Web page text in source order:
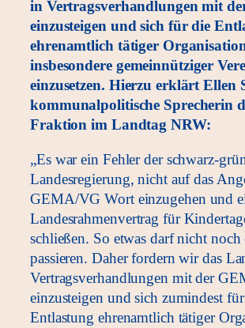
in Vertragsverhandlungen mit
einzusteigen und sich für die
ehrenamtlich tätiger
insbesondere gemeinnütziger
einzusetzen. Hierzu erklärt Ellen
kommunalpolitische Sprecherin
Fraktion im Landtag NRW:
„Es war ein Fehler der schwarz-
Landesregierung, nicht auf das
GEMA/VG Wort einzugehen und
Landesrahmenvertrag für
schließen. So etwas darf nicht noch
passieren. Daher fordern wir das
Vertragsverhandlungen mit der
einzusteigen und sich zumindest
Entlastung ehrenamtlich tätiger